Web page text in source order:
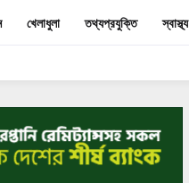
খেলাধুলা তথ্যপ্রযুক্তি স্বাস্থ্য